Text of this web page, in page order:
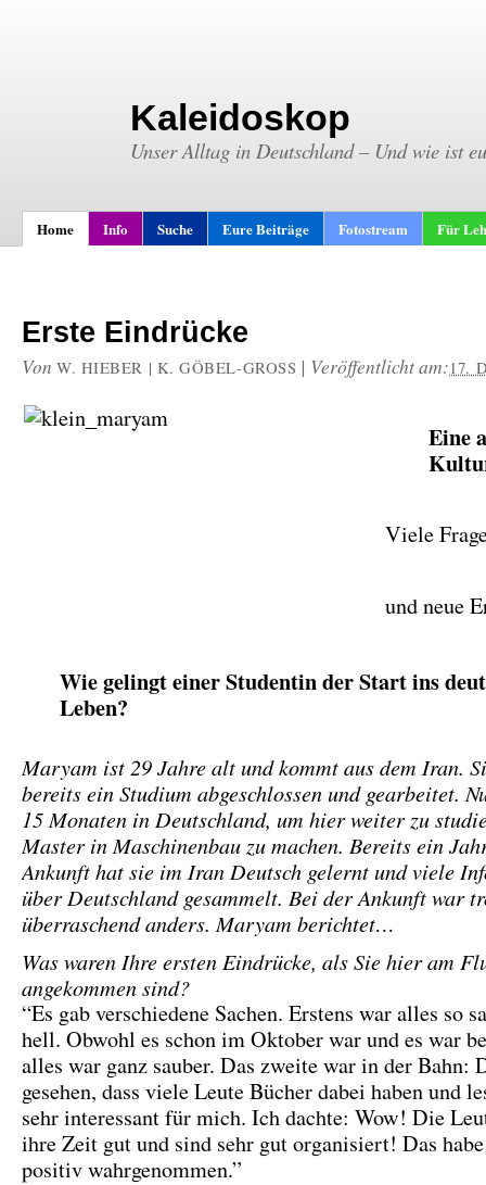
Kaleidoskop
Unser Alltag in Deutschland – Und wie ist
Home Info Suche Eure Beiträge Fotostream Für
Erste Eindrücke
Von W. HIEBER | K. GÖBEL-GROSS | Veröffentlicht am:17.
Eine
Viele
und neue
Wie gelingt einer Studentin der Start ins
Leben?
Maryam ist 29 Jahre alt und kommt aus dem Iran.
bereits ein Studium abgeschlossen und gearbeitet.
15 Monaten in Deutschland, um hier weiter zu
Master in Maschinenbau zu machen. Bereits ein
Ankunft hat sie im Iran Deutsch gelernt und viele
über Deutschland gesammelt. Bei der Ankunft war
überraschend anders. Maryam berichtet…
Was waren Ihre ersten Eindrücke, als Sie hier am
angekommen sind?
“Es gab verschiedene Sachen. Erstens war alles so
hell. Obwohl es schon im Oktober war und es war
alles war ganz sauber. Das zweite war in der Bahn:
gesehen, dass viele Leute Bücher dabei haben und
sehr interessant für mich. Ich dachte: Wow! Die
ihre Zeit gut und sind sehr gut organisiert! Das
positiv wahrgenommen.”